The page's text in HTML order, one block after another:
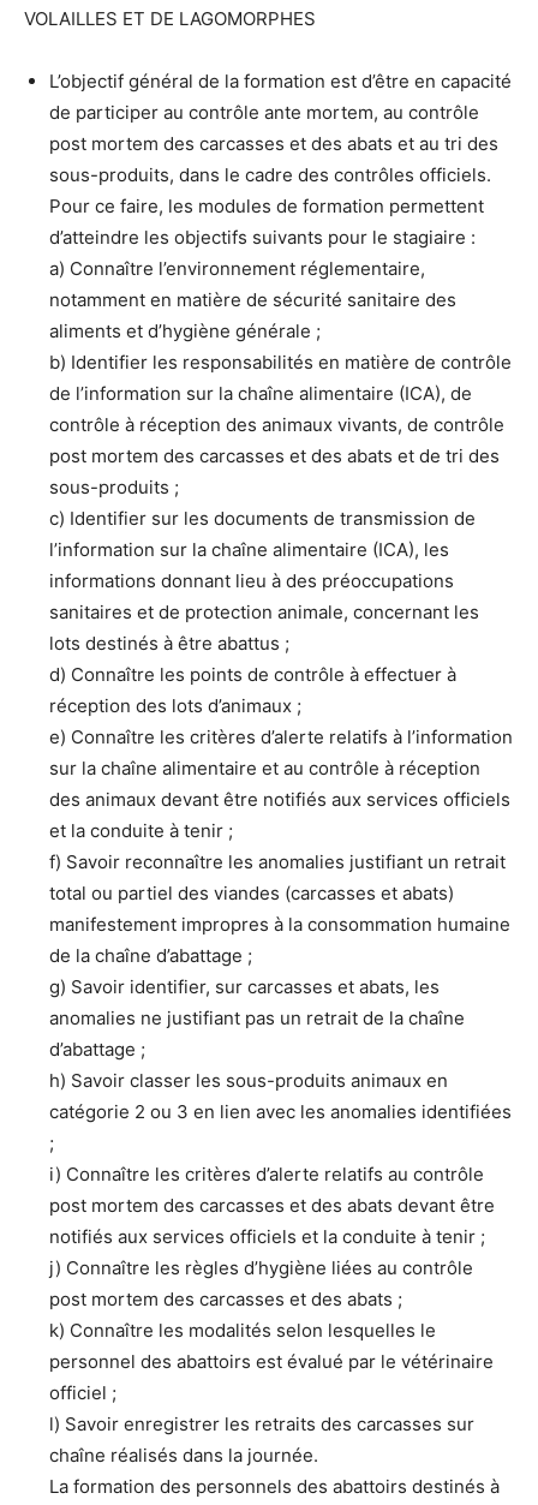
VOLAILLES ET DE LAGOMORPHES
L’objectif général de la formation est d’être en capacité
de participer au contrôle ante mortem, au contrôle
post mortem des carcasses et des abats et au tri des
sous-produits, dans le cadre des contrôles officiels.
Pour ce faire, les modules de formation permettent
d’atteindre les objectifs suivants pour le stagiaire :
a) Connaître l’environnement réglementaire,
notamment en matière de sécurité sanitaire des
aliments et d’hygiène générale ;
b) Identifier les responsabilités en matière de contrôle
de l’information sur la chaîne alimentaire (ICA), de
contrôle à réception des animaux vivants, de contrôle
post mortem des carcasses et des abats et de tri des
sous-produits ;
c) Identifier sur les documents de transmission de
l’information sur la chaîne alimentaire (ICA), les
informations donnant lieu à des préoccupations
sanitaires et de protection animale, concernant les
lots destinés à être abattus ;
d) Connaître les points de contrôle à effectuer à
réception des lots d’animaux ;
e) Connaître les critères d’alerte relatifs à l’information
sur la chaîne alimentaire et au contrôle à réception
des animaux devant être notifiés aux services officiels
et la conduite à tenir ;
f) Savoir reconnaître les anomalies justifiant un retrait
total ou partiel des viandes (carcasses et abats)
manifestement impropres à la consommation humaine
de la chaîne d’abattage ;
g) Savoir identifier, sur carcasses et abats, les
anomalies ne justifiant pas un retrait de la chaîne
d’abattage ;
h) Savoir classer les sous-produits animaux en
catégorie 2 ou 3 en lien avec les anomalies identifiées
;
i) Connaître les critères d’alerte relatifs au contrôle
post mortem des carcasses et des abats devant être
notifiés aux services officiels et la conduite à tenir ;
j) Connaître les règles d’hygiène liées au contrôle
post mortem des carcasses et des abats ;
k) Connaître les modalités selon lesquelles le
personnel des abattoirs est évalué par le vétérinaire
officiel ;
l) Savoir enregistrer les retraits des carcasses sur
chaîne réalisés dans la journée.
La formation des personnels des abattoirs destinés à